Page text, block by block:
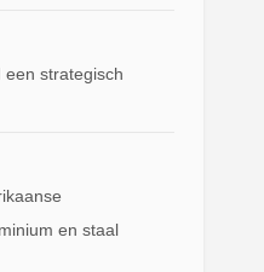
een strategisch
en staal